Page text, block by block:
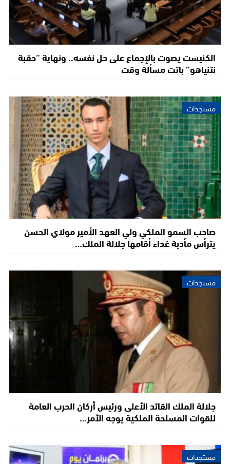
الكنيست يصوت بالإجماع على حل نفسه.. ونهاية “حقبة
نتنياهو” باتت مسألة وقت
مستجدات
صاحب السمو الملكي ولي العهد الأمير مولاي الحسن
يترأس مأدبة غداء أقامها جلالة الملك…
مستجدات
جلالة الملك القائد الأعلى ورئيس أركان الحرب العامة
للقوات المسلحة الملكية يوجه الأمر…
مستجدات